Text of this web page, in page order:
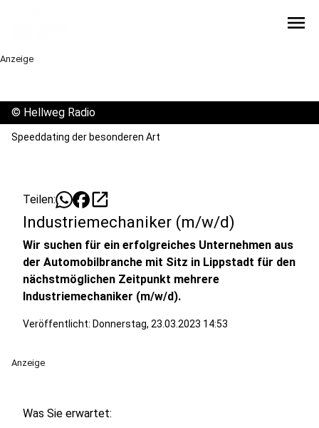
menu
Anzeige
© Hellweg Radio
Speeddating der besonderen Art
Teilen: open_in_new
Industriemechaniker (m/w/d)
Wir suchen für ein erfolgreiches Unternehmen aus
der Automobilbranche mit Sitz in Lippstadt für den
nächstmöglichen Zeitpunkt mehrere
Industriemechaniker (m/w/d).
Veröffentlicht: Donnerstag, 23.03.2023 14:53
Anzeige
Was Sie erwartet: